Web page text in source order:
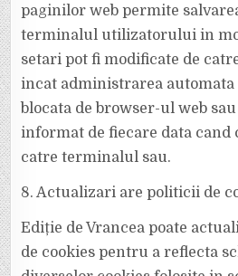
paginilor web permite
terminalul utilizatorului in
setari pot fi modificate de
incat administrarea automata
blocata de browser-ul web
informat de fiecare data cand
catre terminalul sau.
8. Actualizari are politicii de
Ediție de Vrancea poate
de cookies pentru a reflecta